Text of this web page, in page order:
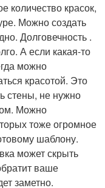
количество красок,
Можно создать
Долговечность .
А если какая-то
можно
красотой. Это
стены, не нужно
Можно
тоже огромное
шаблону.
может скрыть
ваше
заметно.